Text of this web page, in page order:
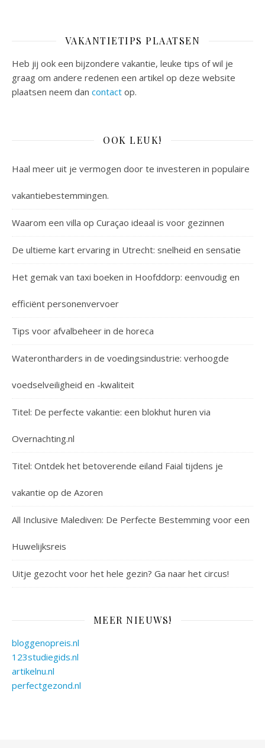
VAKANTIETIPS PLAATSEN
Heb jij ook een bijzondere vakantie, leuke tips of wil je
graag om andere redenen een artikel op deze website
plaatsen neem dan contact op.
OOK LEUK!
Haal meer uit je vermogen door te investeren in populaire
vakantiebestemmingen.
Waarom een villa op Curaçao ideaal is voor gezinnen
De ultieme kart ervaring in Utrecht: snelheid en sensatie
Het gemak van taxi boeken in Hoofddorp: eenvoudig en
efficiënt personenvervoer
Tips voor afvalbeheer in de horeca
Waterontharders in de voedingsindustrie: verhoogde
voedselveiligheid en -kwaliteit
Titel: De perfecte vakantie: een blokhut huren via
Overnachting.nl
Titel: Ontdek het betoverende eiland Faial tijdens je
vakantie op de Azoren
All Inclusive Malediven: De Perfecte Bestemming voor een
Huwelijksreis
Uitje gezocht voor het hele gezin? Ga naar het circus!
MEER NIEUWS!
bloggenopreis.nl
123studiegids.nl
artikelnu.nl
perfectgezond.nl